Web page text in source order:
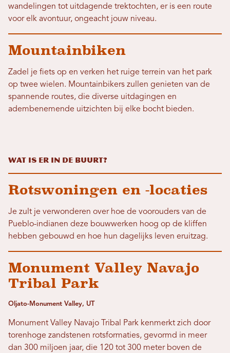
wandelingen tot uitdagende trektochten, er is een route
voor elk avontuur, ongeacht jouw niveau.
Mountainbiken
Zadel je fiets op en verken het ruige terrein van het park
op twee wielen. Mountainbikers zullen genieten van de
spannende routes, die diverse uitdagingen en
adembenemende uitzichten bij elke bocht bieden.
Wat is er in de buurt?
Rotswoningen en -locaties
Je zult je verwonderen over hoe de voorouders van de
Pueblo-indianen deze bouwwerken hoog op de kliffen
hebben gebouwd en hoe hun dagelijks leven eruitzag.
Monument Valley Navajo
Tribal Park
Oljato-Monument Valley, UT
Monument Valley Navajo Tribal Park kenmerkt zich door
torenhoge zandstenen rotsformaties, gevormd in meer
dan 300 miljoen jaar, die 120 tot 300 meter boven de